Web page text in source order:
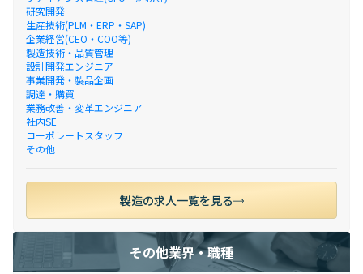
研究開発
生産技術(PLM・ERP・SAP)
企業経営(CEO・COO等)
製造技術・品質管理
設計開発エンジニア
事業開発・製品企画
調達・購買
業務改善・変革エンジニア
社内SE
コーポレートスタッフ
その他
製造の求人一覧を見る
その他業界・職種